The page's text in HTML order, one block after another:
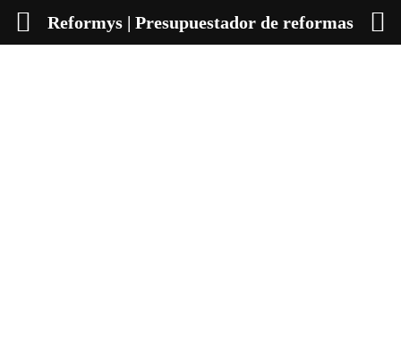
Reformys | Presupuestador de reformas